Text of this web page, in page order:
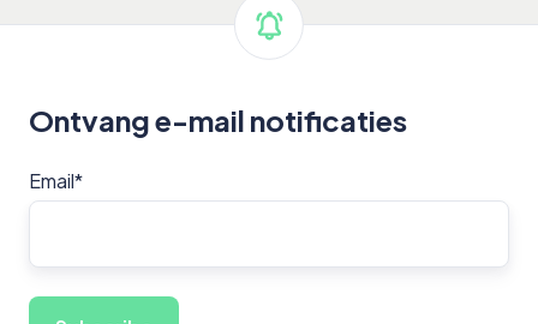
Ontvang e-mail notificaties
Email*